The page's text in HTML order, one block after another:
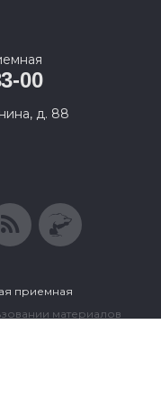
00
д. 88
приемная
материалов